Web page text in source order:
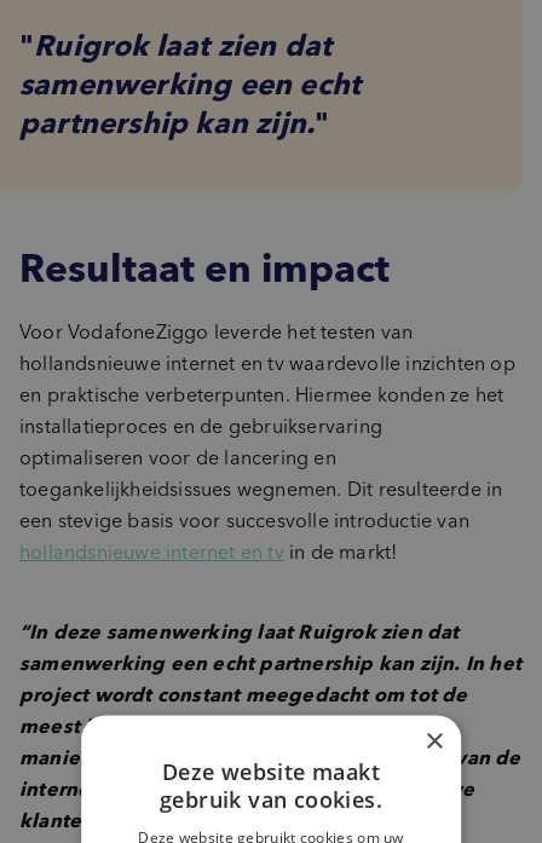
Ruigrok laat zien dat
samenwerking een echt
partnership kan zijn.
Resultaat en impact
Voor VodafoneZiggo leverde het testen van
hollandsnieuwe internet en tv waardevolle inzichten op
en praktische verbeterpunten. Hiermee konden ze het
installatieproces en de gebruikservaring
optimaliseren voor de lancering en
toegankelijkheidsissues wegnemen. Dit resulteerde in
een stevige basis voor succesvolle introductie van
hollandsnieuwe internet en tvin de markt!
“In deze samenwerking laat Ruigrok zien dat
samenwerking een echt partnership kan zijn. In het
project wordt constant meegedacht om tot de
meest bruikbare adviezen te komen. Op die
manier komen we tot een soepele lancering van de
internet & tv diensten voor de hollandsnieuwe
klanten.
×
Deze website maakt
gebruik van cookies.
Deze website gebruikt cookies om uw